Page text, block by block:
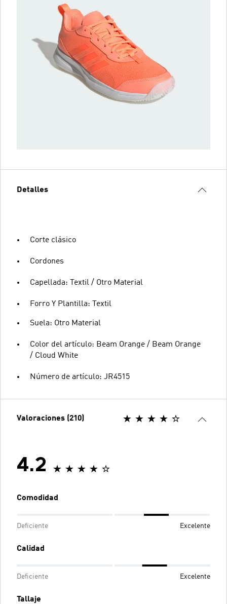
Detalles
Corte clásico
Cordones
Capellada: Textil / Otro Material
Forro Y Plantilla: Textil
Suela: Otro Material
Color del artículo: Beam Orange / Beam Orange
/ Cloud White
Número de artículo: JR4515
Valoraciones (210)
4.2
Comodidad
Deficiente Excelente
Calidad
Deficiente Excelente
Tallaje